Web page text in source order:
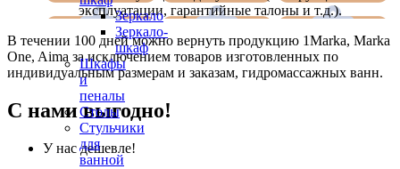
Зеркало
Зеркало-
шкаф
Шкафы
и
пеналы
Столы
Стульчики
для
ванной
эксплуатации, гарантийные талоны и т.д.).
В течении 100 дней можно вернуть продукцию 1Marka, Marka
One, Aima за исключением товаров изготовленных по
индивидуальным размерам и заказам, гидромассажных ванн.
С нами выгодно!
У нас дешевле!